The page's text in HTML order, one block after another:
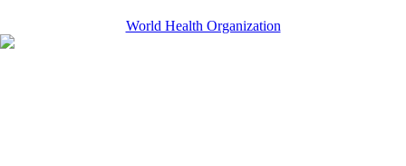
World Health Organization